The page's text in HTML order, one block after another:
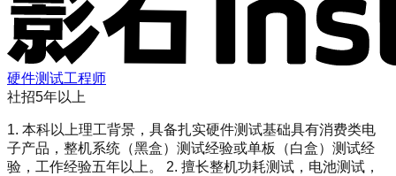
硬件测试工程师
社招5年以上
1. 本科以上理工背景，具备扎实硬件测试基础具有消费类电
子产品，整机系统（黑盒）测试经验或单板（白盒）测试经
验，工作经验五年以上。 2. 擅长整机功耗测试，电池测试，